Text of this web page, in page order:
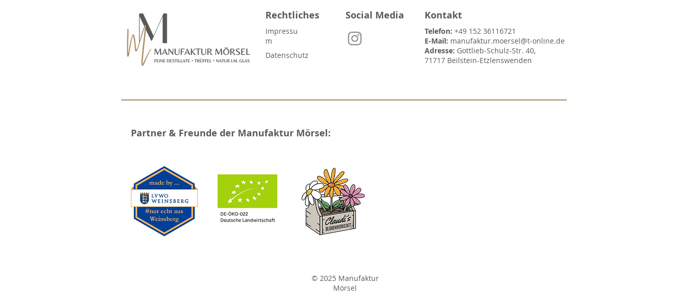
Rechtliches
Impressu
m
Datenschutz
Social Media Kontakt
Telefon: +49 152 36116721
E-Mail: manufaktur.moersel@t-online.de
Adresse: Gottlieb-Schulz-Str. 40,
71717 Beilstein-Etzlenswenden
Partner & Freunde der Manufaktur Mörsel:
© 2025 Manufaktur
Mörsel